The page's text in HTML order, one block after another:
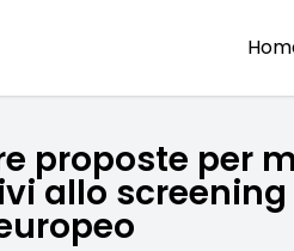
proposte per
allo